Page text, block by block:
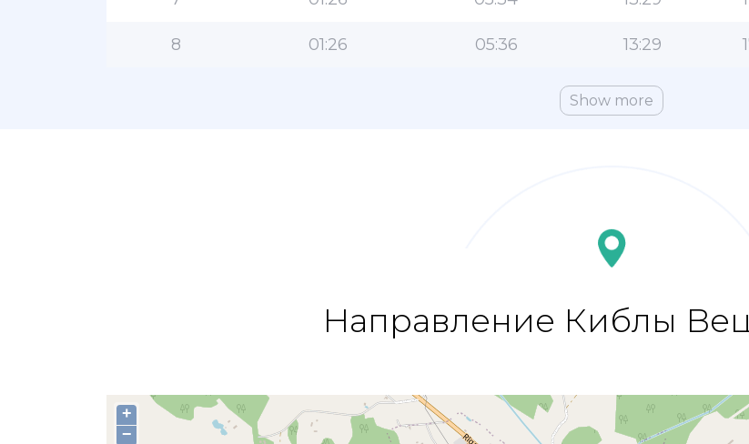
8 01:26 05:36 13:29
Show more
Направление Киблы
+
−